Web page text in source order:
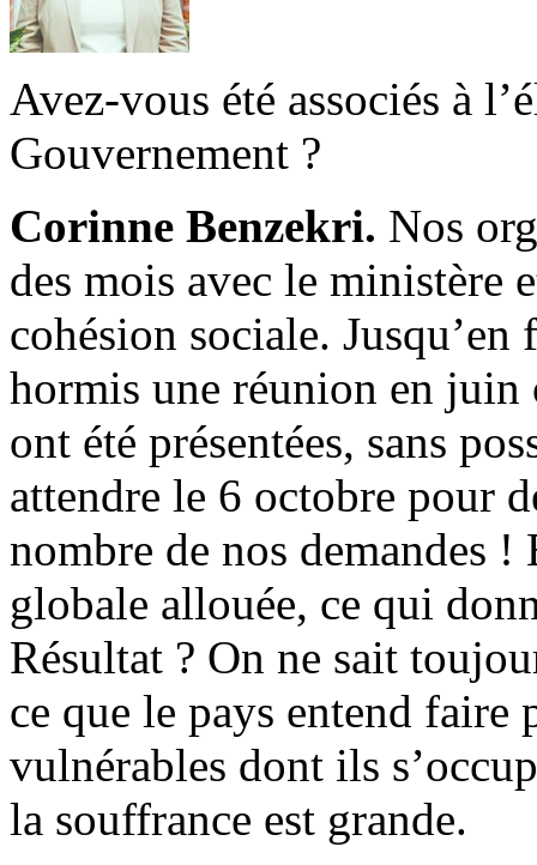
Avez-vous été associés à
Gouvernement ?
Corinne Benzekri. Nos
des mois avec le ministère
cohésion sociale.
hormis une réunion en juin
ont été présentées, sans
attendre le 6 octobre pour
nombre de nos demandes
globale allouée, ce qui
Résultat ? On ne sait
ce que le pays entend faire
vulnérables dont ils
la souffrance est grande.